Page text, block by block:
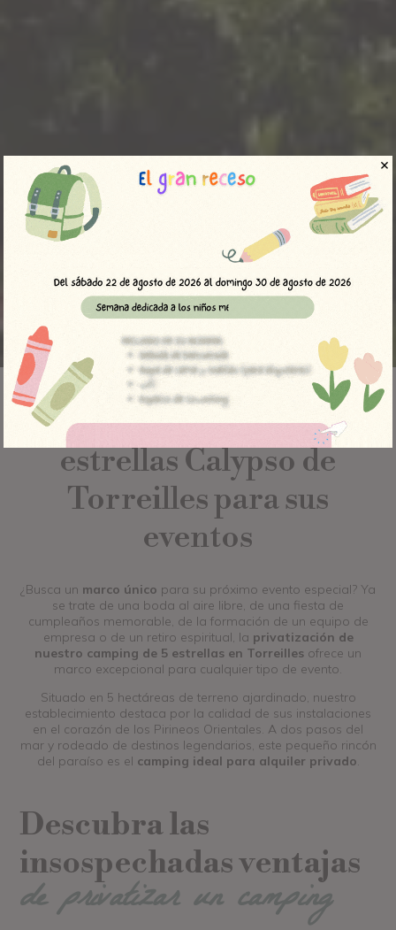
Reserve el camping 5
estrellas Calypso de
Torreilles para sus
eventos
¿Busca un marco único para su próximo evento especial? Ya
se trate de una boda al aire libre, de una fiesta de
cumpleaños memorable, de la formación de un equipo de
empresa o de un retiro espiritual, la privatización de
nuestro camping de 5 estrellas en Torreilles ofrece un
marco excepcional para cualquier tipo de evento.
Situado en 5 hectáreas de terreno ajardinado, nuestro
establecimiento destaca por la calidad de sus instalaciones
en el corazón de los Pirineos Orientales. A dos pasos del
mar y rodeado de destinos legendarios, este pequeño rincón
del paraíso es el camping ideal para alquiler privado
Descubra las
insospechadas ventajas
de privatizar un camping